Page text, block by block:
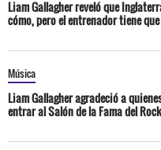
Liam Gallagher reveló que
cómo, pero el entrenador tiene
Música
Liam Gallagher agradeció a
entrar al Salón de la Fama del Rock